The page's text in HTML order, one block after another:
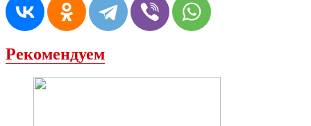
Рекомендуем